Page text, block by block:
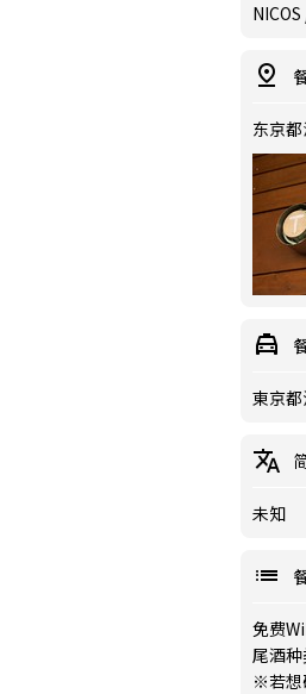
东京
東京
未知
免费
尾酒
※若想